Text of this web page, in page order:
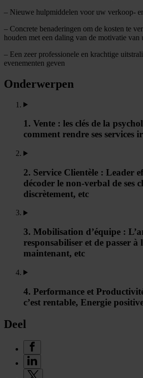
– Nieuwe hulpmiddelen voor uw verkoop-
– Concrete benaderingen om de kosten te
houden met een daling van de motivatie van
– Een zeer professionele en krachtige
evenementen geven
Onderwerpen
1. Vente : les clés de la
comment rendre ses services
2. Service Clientèle : Leader
décoder le non-verbal de ses
discrètement, etc
3. Mobilisation d’équipe :
responsabiliser et de passer à
maintenant, etc
4. Performance et
c’est rentable, Energie
Deel